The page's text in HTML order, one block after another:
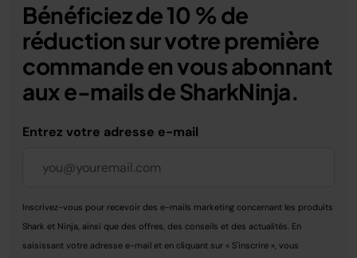
Bénéficiez de 10 % de
réduction sur votre première
commande en vous abonnant
aux e-mails de SharkNinja.
Entrez votre adresse e-mail
Inscrivez-vous pour recevoir des e-mails marketing concernant les produits
Shark et Ninja, ainsi que des offres, des conseils et des actualités. En
saisissant votre adresse e-mail et en cliquant sur « S'inscrire », vous